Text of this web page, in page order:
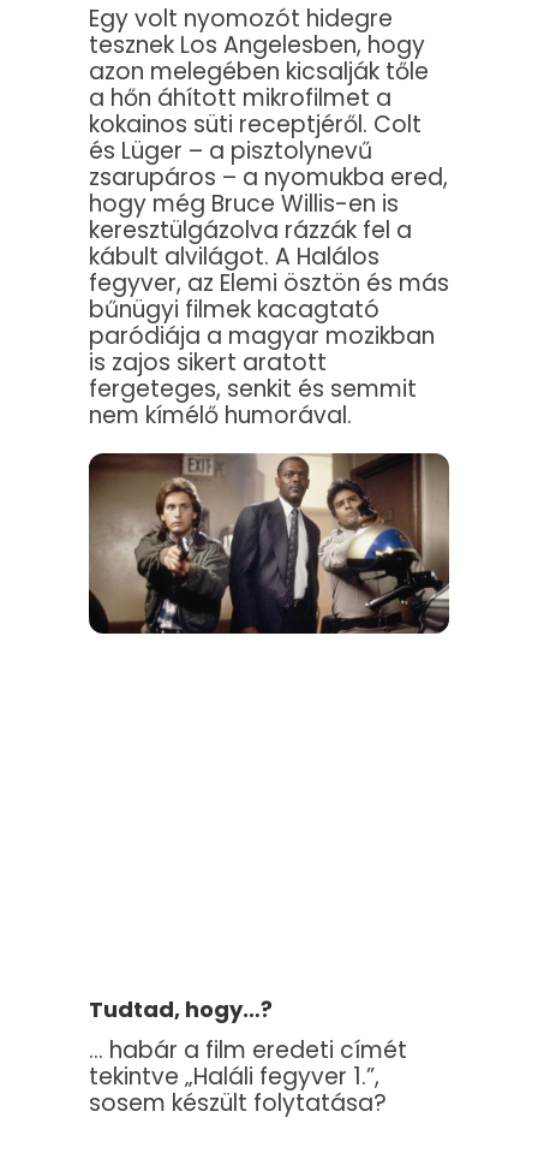
Egy volt nyomozót hidegre
tesznek Los Angelesben, hogy
azon melegében kicsalják tőle
a hőn áhított mikrofilmet a
kokainos süti receptjéről. Colt
és Lüger – a pisztolynevű
zsarupáros – a nyomukba ered,
hogy még Bruce Willis-en is
keresztülgázolva rázzák fel a
kábult alvilágot. A Halálos
fegyver, az Elemi ösztön és más
bűnügyi filmek kacagtató
paródiája a magyar mozikban
is zajos sikert aratott
fergeteges, senkit és semmit
nem kímélő humorával.
Tudtad, hogy…?
… habár a film eredeti címét
tekintve „Haláli fegyver 1.”,
sosem készült folytatása?